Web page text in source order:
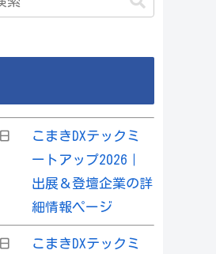
こまきDXテックミ
ートアップ2026｜
出展＆登壇企業の詳
細情報ページ
こまきDXテックミ